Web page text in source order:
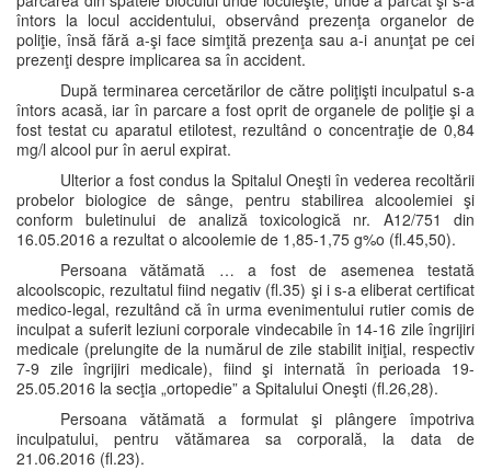
întors la locul accidentului, observând prezenţa organelor de
poliţie, însă fără a-şi face simţită prezenţa sau a-i anunţat pe cei
prezenţi despre implicarea sa în accident.
După terminarea cercetărilor de către poliţişti inculpatul s-a
întors acasă, iar în parcare a fost oprit de organele de poliţie şi a
fost testat cu aparatul etilotest, rezultând o concentraţie de 0,84
mg/l alcool pur în aerul expirat.
Ulterior a fost condus la Spitalul Oneşti în vederea recoltării
probelor biologice de sânge, pentru stabilirea alcoolemiei şi
conform buletinului de analiză toxicologică nr. A12/751 din
16.05.2016 a rezultat o alcoolemie de 1,85-1,75 g%o (fl.45,50).
Persoana vătămată … a fost de asemenea testată
alcoolscopic, rezultatul fiind negativ (fl.35) şi i s-a eliberat certificat
medico-legal, rezultând că în urma evenimentului rutier comis de
inculpat a suferit leziuni corporale vindecabile în 14-16 zile îngrijiri
medicale (prelungite de la numărul de zile stabilit iniţial, respectiv
7-9 zile îngrijiri medicale), fiind şi internată în perioada 19-
25.05.2016 la secţia „ortopedie” a Spitalului Oneşti (fl.26,28).
Persoana vătămată a formulat şi plângere împotriva
inculpatului, pentru vătămarea sa corporală, la data de
21.06.2016 (fl.23).